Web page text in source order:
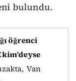
bulundu.
öğrenci
Van